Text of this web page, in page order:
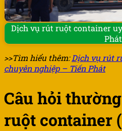
Dịch vụ rút ruột container
Phát
>>Tìm hiểu thêm:Dịch vụ rút
chuyên nghiệp – Tiến Phát
Câu hỏi
ruột container